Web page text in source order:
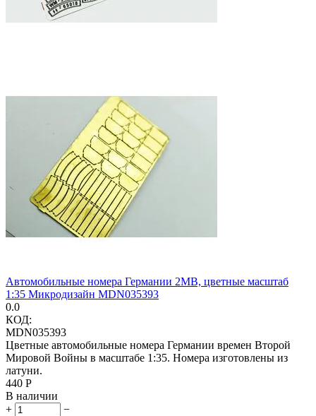
Автомобильные номера Германии 2МВ, цветные масштаб
1:35 Микродизайн MDN035393
0.0
КОД:
MDN035393
Цветные автомобильные номера Германии времен Второй
Мировой Войны в масштабе 1:35. Номера изготовлены из
латуни.
‍440‍ Р
В наличии
+
−